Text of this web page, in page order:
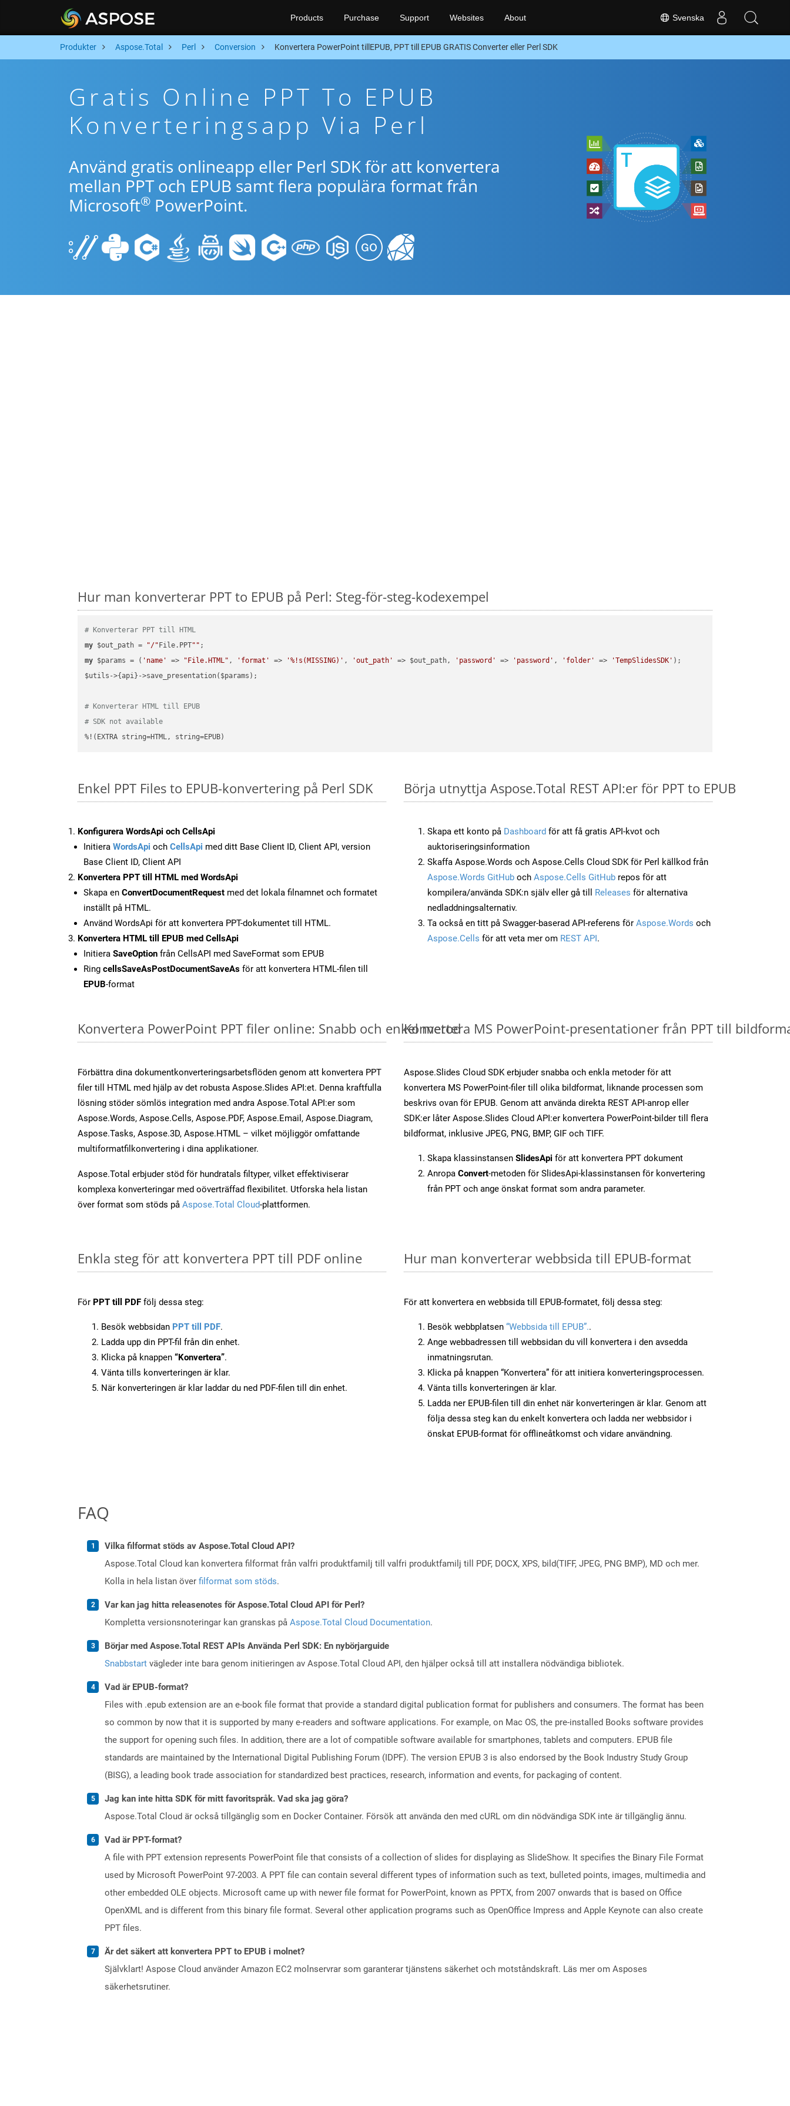
Svenska
Products Purchase Support Websites About
Produkter Aspose.Total Perl Conversion Konvertera PowerPoint tillEPUB, PPT till EPUB GRATIS Converter eller Perl SDK
Gratis Online PPT To EPUB
Konverteringsapp Via Perl
Använd gratis onlineapp eller Perl SDK för att konvertera
mellan PPT och EPUB samt flera populära format från
Microsoft® PowerPoint.
Hur man konverterar PPT to EPUB på Perl: Steg-för-steg-kodexempel
# Konverterar PPT till HTML
my $out_path = "/" File.PPT""
my $params = ( 'name' => "File.HTML" , 'format' => '%!s(MISSING)' , 'out_path' => $out_path, 'password' => 'password' , 'folder' => 'TempSlidesSDK' );
$utils->{api}->save_presentation($params);
# Konverterar HTML till EPUB
# SDK not available
%!(EXTRA string=HTML, string=EPUB)
Enkel PPT Files to EPUB-konvertering på Perl SDK
Konfigurera WordsApi och CellsApi
Initiera WordsApi och CellsApi med ditt Base Client ID, Client API, version
Base Client ID, Client API
Konvertera PPT till HTML med WordsApi
Skapa en ConvertDocumentRequest med det lokala filnamnet och formatet
inställt på HTML.
Använd WordsApi för att konvertera PPT-dokumentet till HTML.
Konvertera HTML till EPUB med CellsApi
Initiera SaveOption från CellsAPI med SaveFormat som EPUB
Ring cellsSaveAsPostDocumentSaveAs för att konvertera HTML-filen till
EPUB-format
Börja utnyttja Aspose.Total REST API:er för PPT to EPUB
Skapa ett konto på Dashboard för att få gratis API-kvot och
auktoriseringsinformation
Skaffa Aspose.Words och Aspose.Cells Cloud SDK för Perl källkod från
Aspose.Words GitHub och Aspose.Cells GitHub repos för att
kompilera/använda SDK:n själv eller gå till Releases för alternativa
nedladdningsalternativ.
Ta också en titt på Swagger-baserad API-referens för Aspose.Words och
Aspose.Cells för att veta mer om REST API.
Konvertera PowerPoint PPT filer online: Snabb och enkel metod
Förbättra dina dokumentkonverteringsarbetsflöden genom att konvertera PPT
filer till HTML med hjälp av det robusta Aspose.Slides API:et. Denna kraftfulla
lösning stöder sömlös integration med andra Aspose.Total API:er som
Aspose.Words, Aspose.Cells, Aspose.PDF, Aspose.Email, Aspose.Diagram,
Aspose.Tasks, Aspose.3D, Aspose.HTML – vilket möjliggör omfattande
multiformatfilkonvertering i dina applikationer.
Aspose.Total erbjuder stöd för hundratals filtyper, vilket effektiviserar
komplexa konverteringar med oöverträffad flexibilitet. Utforska hela listan
över format som stöds på Aspose.Total Cloud-plattformen.
Konvertera MS PowerPoint-presentationer från PPT till
Aspose.Slides Cloud SDK erbjuder snabba och enkla metoder för att
konvertera MS PowerPoint-filer till olika bildformat, liknande processen som
beskrivs ovan för EPUB. Genom att använda direkta REST API-anrop eller
SDK:er låter Aspose.Slides Cloud API:er konvertera PowerPoint-bilder till flera
bildformat, inklusive JPEG, PNG, BMP, GIF och TIFF.
Skapa klassinstansen SlidesApi för att konvertera PPT dokument
Anropa Convert-metoden för SlidesApi-klassinstansen för konvertering
från PPT och ange önskat format som andra parameter.
Enkla steg för att konvertera PPT till PDF online
För PPT till PDF följ dessa steg:
Besök webbsidan PPT till PDF.
Ladda upp din PPT-fil från din enhet.
Klicka på knappen “Konvertera”.
Vänta tills konverteringen är klar.
När konverteringen är klar laddar du ned PDF-filen till din enhet.
Hur man konverterar webbsida till EPUB-format
För att konvertera en webbsida till EPUB-formatet, följ dessa steg:
Besök webbplatsen “Webbsida till EPUB”..
Ange webbadressen till webbsidan du vill konvertera i den avsedda
inmatningsrutan.
Klicka på knappen “Konvertera” för att initiera konverteringsprocessen.
Vänta tills konverteringen är klar.
Ladda ner EPUB-filen till din enhet när konverteringen är klar. Genom att
följa dessa steg kan du enkelt konvertera och ladda ner webbsidor i
önskat EPUB-format för offlineåtkomst och vidare användning.
FAQ
Vilka filformat stöds av Aspose.Total Cloud API?
Aspose.Total Cloud kan konvertera filformat från valfri produktfamilj till valfri produktfamilj till PDF, DOCX, XPS, bild(TIFF, JPEG, PNG BMP), MD och mer.
Kolla in hela listan över filformat som stöds.
Var kan jag hitta releasenotes för Aspose.Total Cloud API för Perl?
Kompletta versionsnoteringar kan granskas på Aspose.Total Cloud Documentation.
Börjar med Aspose.Total REST APIs Använda Perl SDK: En nybörjarguide
Snabbstart vägleder inte bara genom initieringen av Aspose.Total Cloud API, den hjälper också till att installera nödvändiga bibliotek.
Vad är EPUB-format?
Files with .epub extension are an e-book file format that provide a standard digital publication format for publishers and consumers. The format has been
so common by now that it is supported by many e-readers and software applications. For example, on Mac OS, the pre-installed Books software provides
the support for opening such files. In addition, there are a lot of compatible software available for smartphones, tablets and computers. EPUB file
standards are maintained by the International Digital Publishing Forum (IDPF). The version EPUB 3 is also endorsed by the Book Industry Study Group
(BISG), a leading book trade association for standardized best practices, research, information and events, for packaging of content.
Jag kan inte hitta SDK för mitt favoritspråk. Vad ska jag göra?
Aspose.Total Cloud är också tillgänglig som en Docker Container. Försök att använda den med cURL om din nödvändiga SDK inte är tillgänglig ännu.
Vad är PPT-format?
A file with PPT extension represents PowerPoint file that consists of a collection of slides for displaying as SlideShow. It specifies the Binary File Format
used by Microsoft PowerPoint 97-2003. A PPT file can contain several different types of information such as text, bulleted points, images, multimedia and
other embedded OLE objects. Microsoft came up with newer file format for PowerPoint, known as PPTX, from 2007 onwards that is based on Office
OpenXML and is different from this binary file format. Several other application programs such as OpenOffice Impress and Apple Keynote can also create
PPT files.
Är det säkert att konvertera PPT to EPUB i molnet?
Självklart! Aspose Cloud använder Amazon EC2 molnservrar som garanterar tjänstens säkerhet och motståndskraft. Läs mer om Asposes
säkerhetsrutiner.